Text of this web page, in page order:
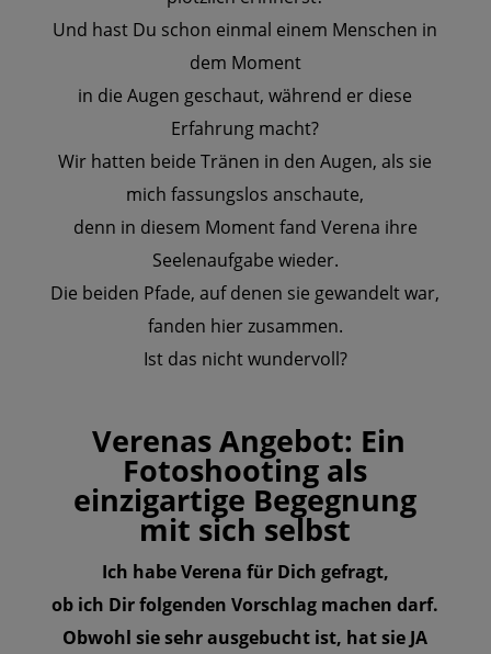
Und hast Du schon einmal einem Menschen in
dem Moment
in die Augen geschaut, während er diese
Erfahrung macht?
Wir hatten beide Tränen in den Augen, als sie
mich fassungslos anschaute,
denn in diesem Moment fand Verena ihre
Seelenaufgabe wieder.
Die beiden Pfade, auf denen sie gewandelt war,
fanden hier zusammen.
Ist das nicht wundervoll?
Verenas Angebot: Ein
Fotoshooting als
einzigartige Begegnung
mit sich selbst
Ich habe Verena für Dich gefragt,
ob ich Dir folgenden Vorschlag machen darf.
Obwohl sie sehr ausgebucht ist, hat sie JA